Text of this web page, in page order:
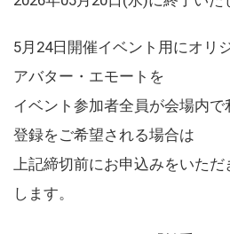
5月24日開催イベント用にオリ
アバター・エモートを
イベント参加者全員が会場内
登録をご希望される場合は
上記締切前にお申込みをいた
します。